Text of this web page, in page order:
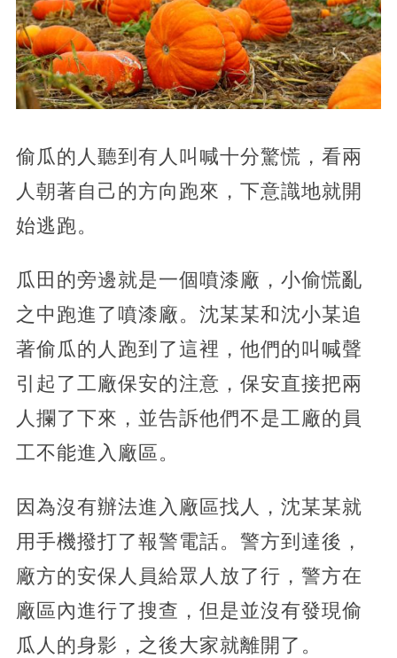
偷瓜的人聽到有人叫喊十分驚慌，看兩
人朝著自己的方向跑來，下意識地就開
始逃跑。
瓜田的旁邊就是一個噴漆廠，小偷慌亂
之中跑進了噴漆廠。沈某某和沈小某追
著偷瓜的人跑到了這裡，他們的叫喊聲
引起了工廠保安的注意，保安直接把兩
人攔了下來，並告訴他們不是工廠的員
工不能進入廠區。
因為沒有辦法進入廠區找人，沈某某就
用手機撥打了報警電話。警方到達後，
廠方的安保人員給眾人放了行，警方在
廠區內進行了搜查，但是並沒有發現偷
瓜人的身影，之後大家就離開了。